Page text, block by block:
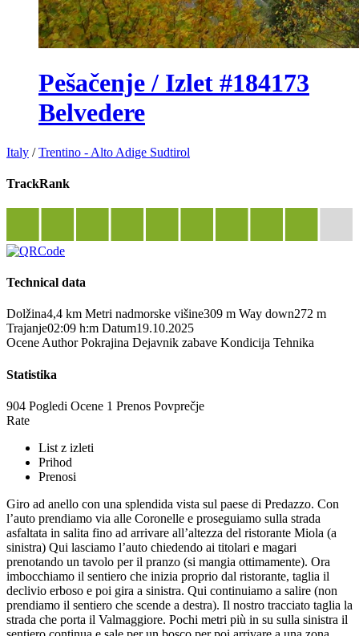
Pešačenje / Izlet #184173
Belvedere
Italy /Trentino - Alto Adige Sudtirol
TrackRank
Technical data
Dolžina4,4 km Metri nadmorske višine309 m Way down272 m
Trajanje02:09 h:m Datum19.10.2025
Ocene Author Pokrajina Dejavnik zabave Kondicija Tehnika
Statistika
904 Pogledi Ocene 1 Prenos Povprečje
Rate
List z izleti
Prihod
Prenosi
Giro ad anello con una splendida vista sul paese di Predazzo. Con
l’auto prendiamo via alle Coronelle e proseguiamo sulla strada
asfaltata in salita fino ad arrivare all’altezza del ristorante Miola (a
sinistra) Qui lasciamo l’auto chiedendo ai titolari e magari
prenotando un tavolo per il pranzo (si mangia ottimamente). Ora
imbocchiamo il sentiero che inizia proprio dal ristorante, taglia il
declivio erboso e poi gira a sinistra. Qui continuiamo a salire (non
prendiamo il sentiero che scende a destra). Il nostro tracciato taglia la
strada che porta il Valmaggiore. Pochi metri più in su sulla sinistra il